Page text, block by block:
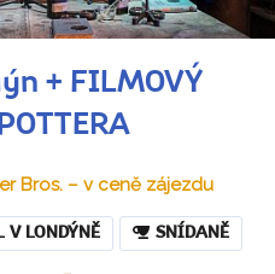
+ FILMOVÝ
Bros. – v ceně zájezdu
V LONDÝNĚ SNÍDANĚ